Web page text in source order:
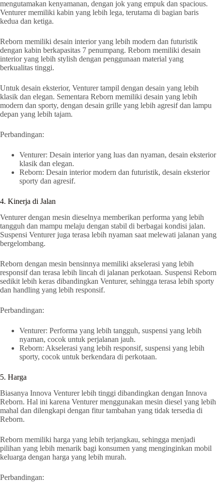
mengutamakan kenyamanan, dengan jok yang empuk dan spacious.
Venturer memiliki kabin yang lebih lega, terutama di bagian baris
kedua dan ketiga.
Reborn memiliki desain interior yang lebih modern dan futuristik
dengan kabin berkapasitas 7 penumpang. Reborn memiliki desain
interior yang lebih stylish dengan penggunaan material yang
berkualitas tinggi.
Untuk desain eksterior, Venturer tampil dengan desain yang lebih
klasik dan elegan. Sementara Reborn memiliki desain yang lebih
modern dan sporty, dengan desain grille yang lebih agresif dan lampu
depan yang lebih tajam.
Perbandingan:
Venturer: Desain interior yang luas dan nyaman, desain eksterior
klasik dan elegan.
Reborn: Desain interior modern dan futuristik, desain eksterior
sporty dan agresif.
4. Kinerja di Jalan
Venturer dengan mesin dieselnya memberikan performa yang lebih
tangguh dan mampu melaju dengan stabil di berbagai kondisi jalan.
Suspensi Venturer juga terasa lebih nyaman saat melewati jalanan yang
bergelombang.
Reborn dengan mesin bensinnya memiliki akselerasi yang lebih
responsif dan terasa lebih lincah di jalanan perkotaan. Suspensi Reborn
sedikit lebih keras dibandingkan Venturer, sehingga terasa lebih sporty
dan handling yang lebih responsif.
Perbandingan:
Venturer: Performa yang lebih tangguh, suspensi yang lebih
nyaman, cocok untuk perjalanan jauh.
Reborn: Akselerasi yang lebih responsif, suspensi yang lebih
sporty, cocok untuk berkendara di perkotaan.
5. Harga
Biasanya Innova Venturer lebih tinggi dibandingkan dengan Innova
Reborn. Hal ini karena Venturer menggunakan mesin diesel yang lebih
mahal dan dilengkapi dengan fitur tambahan yang tidak tersedia di
Reborn.
Reborn memiliki harga yang lebih terjangkau, sehingga menjadi
pilihan yang lebih menarik bagi konsumen yang menginginkan mobil
keluarga dengan harga yang lebih murah.
Perbandingan: